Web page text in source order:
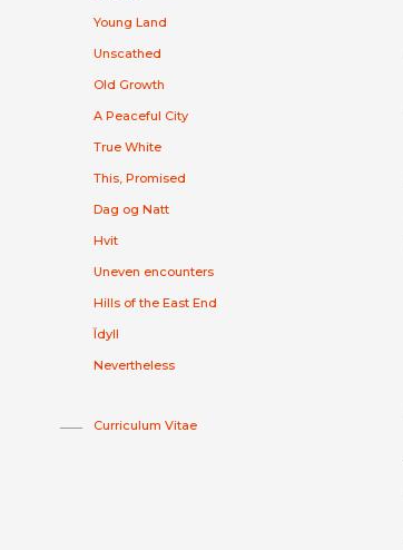
Young Land
Unscathed
Old Growth
A Peaceful City
True White
This, Promised
Dag og Natt
Hvit
Uneven encounters
Hills of the East End
Īdyll
Nevertheless
Curriculum Vitae